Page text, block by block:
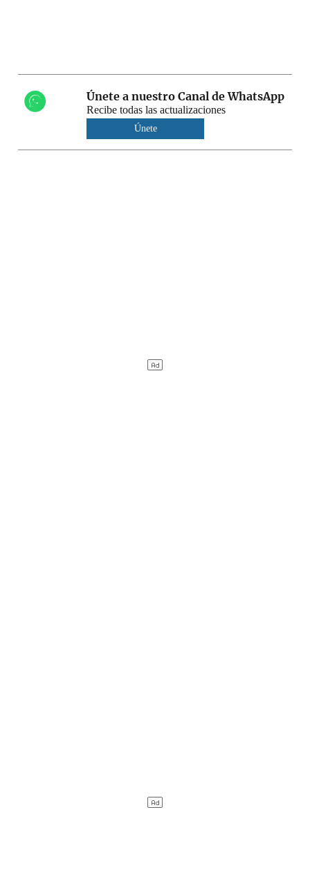
Únete a nuestro Canal de WhatsApp
Recibe todas las actualizaciones
Únete